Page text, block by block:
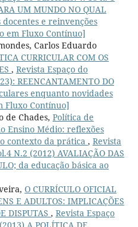
UM MUNDO NO QUAL
docentes e reinvenções
em Fluxo Contínuo]
Carlos Eduardo
CURRICULAR COM OS
, Revista Espaço do
REENCANTAMENTO DO
enquanto novidades
Fluxo Contínuo]
de Chades, Política de
Ensino Médio: reflexões
contexto da prática , Revista
N.2 (2012) AVALIAÇÃO DAS
da educação básica ao
O CURRÍCULO OFICIAL
E ADULTOS: IMPLICAÇÕES
DISPUTAS , Revista Espaço
A POLÍTICA DE